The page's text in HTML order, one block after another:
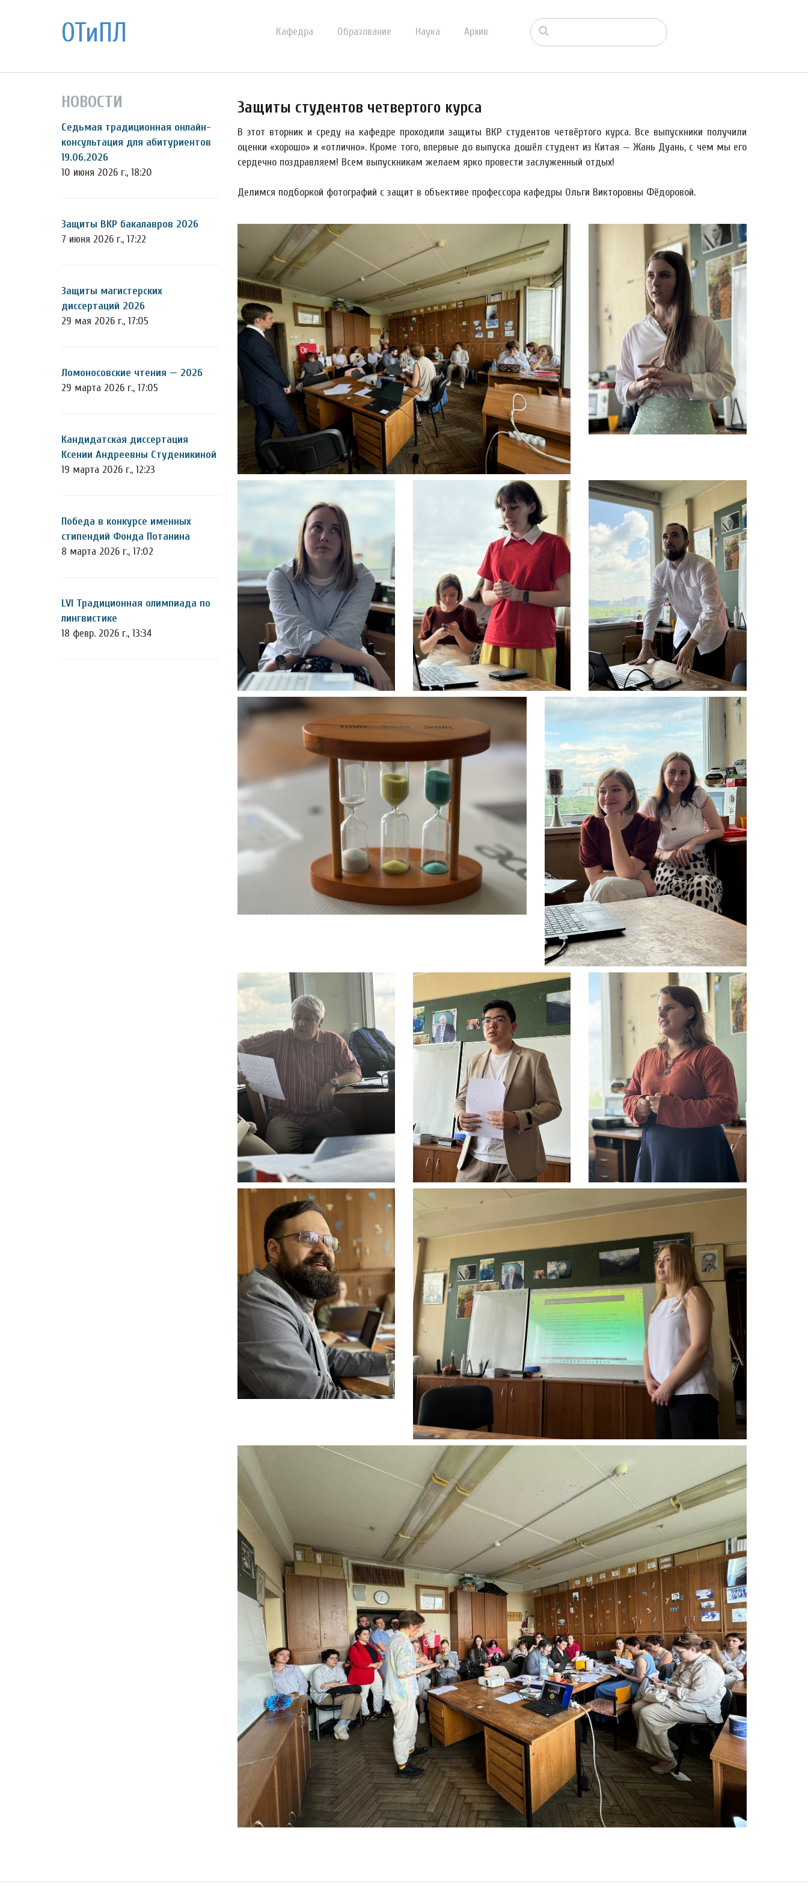
ОТиПЛ Кафедра Образование Наука Архив
НОВОСТИ
Седьмая традиционная онлайн-
консультация для абитуриентов
19.06.2026
10 июня 2026 г., 18:20
Защиты ВКР бакалавров 2026
7 июня 2026 г., 17:22
Защиты магистерских
диссертаций 2026
29 мая 2026 г., 17:05
Ломоносовские чтения — 2026
29 марта 2026 г., 17:05
Кандидатская диссертация
Ксении Андреевны Студеникиной
19 марта 2026 г., 12:23
Победа в конкурсе именных
стипендий Фонда Потанина
8 марта 2026 г., 17:02
LVI Традиционная олимпиада по
лингвистике
18 февр. 2026 г., 13:34
Защиты студентов четвертого курса
В этот вторник и среду на кафедре проходили защиты ВКР студентов четвёртого курса. Все выпускники получили
оценки «хорошо» и «отлично». Кроме того, впервые до выпуска дошёл студент из Китая — Жань Дуань, с чем мы его
сердечно поздравляем! Всем выпускникам желаем ярко провести заслуженный отдых!
Делимся подборкой фотографий с защит в объективе профессора кафедры Ольги Викторовны Фёдоровой.